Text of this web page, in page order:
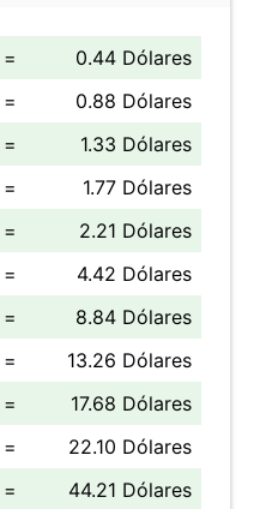
=
0.44 Dólares
=
0.88 Dólares
=
1.33 Dólares
=
1.77 Dólares
=
2.21 Dólares
=
4.42 Dólares
=
8.84 Dólares
=
13.26 Dólares
=
17.68 Dólares
=
22.10 Dólares
= 44.21 Dólares